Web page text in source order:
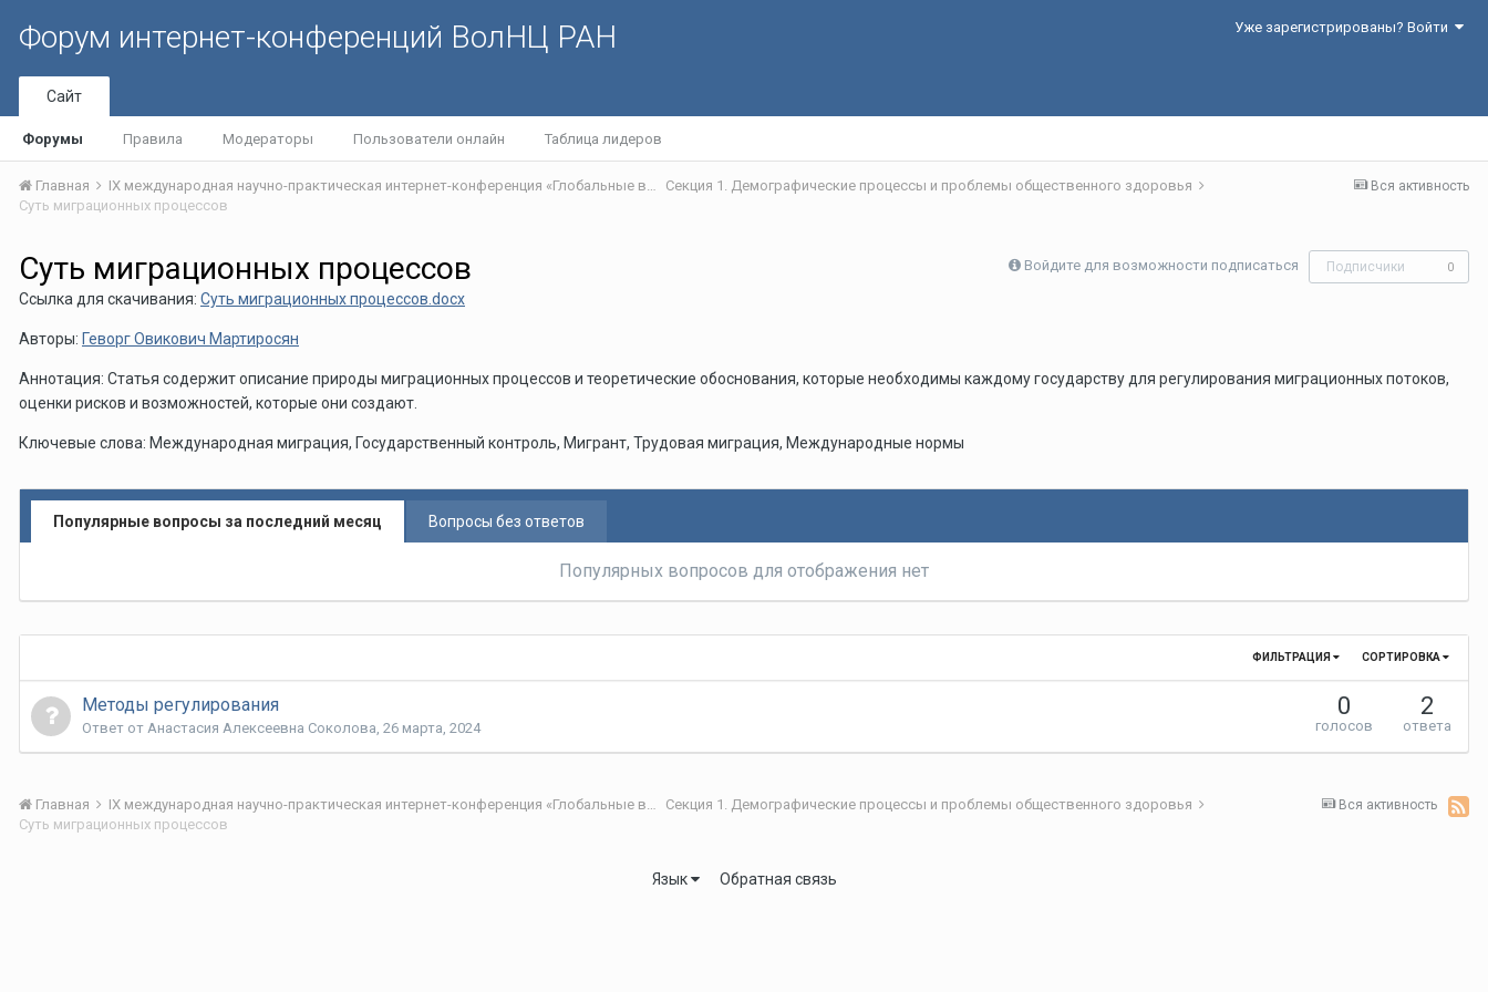
Форум интернет-конференций ВолНЦ РАН Уже зарегистрированы? Войти
Сайт
Форумы Правила Модераторы Пользователи онлайн Таблица лидеров
Вся активность
Главная IX международная научно-практическая интернет-конференция «Глобальные вызовы и региональное развитие в зеркале социологических измерений»
Секция 1. Демографические процессы и проблемы общественного здоровья
Суть миграционных процессов
Суть миграционных процессов Войдите для возможности подписаться Подписчики 0
Ссылка для скачивания: Суть миграционных процессов.docx
Авторы: Геворг Овикович Мартиросян
Аннотация: Статья содержит описание природы миграционных процессов и теоретические обоснования, которые необходимы каждому государству для регулирования миграционных потоков,
оценки рисков и возможностей, которые они создают.
Ключевые слова: Международная миграция, Государственный контроль, Мигрант, Трудовая миграция, Международные нормы
Популярные вопросы за последний месяц Вопросы без ответов
Популярных вопросов для отображения нет
СОРТИРОВКА
ФИЛЬТРАЦИЯ
Методы регулирования
Ответ от Анастасия Алексеевна Соколова, 26 марта, 2024
0
голосов
2
ответа
Вся активность
Главная IX международная научно-практическая интернет-конференция «Глобальные вызовы и региональное развитие в зеркале социологических измерений»
Секция 1. Демографические процессы и проблемы общественного здоровья
Суть миграционных процессов
Язык Обратная связь